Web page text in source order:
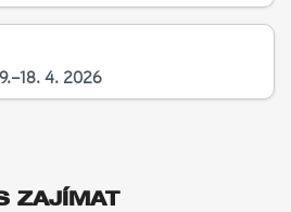
4. 2026
ZAJÍMAT